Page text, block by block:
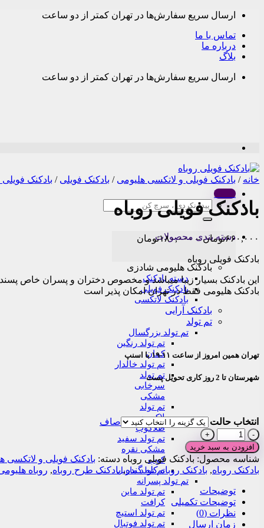
Skip
content
ارسال سریع سفارش‌ها در تهران کمتر از دو ساعت
تماس با ما
درباره ما
بلاگ
ارسال سریع سفارش‌ها در تهران کمتر از دو ساعت
Menu
جستجو
برای:
دسته بندی محصولات
بادکنک هلیومی شادزی
دسته بادکنک
بادکنک فویلی
بادکنک لاتکسی
بادکنک آرایی
تم تولد
تم تولد بزرگسال
تم تولد رنگین
کمان
تم تولد خالدار
تم تولد
سرخابی
مشکی
تم تولد
لاکچری
طلاکوب
تم تولد سفید
مشکی نقره
کوب
تم تولد ماربل
تم تولد پسرانه
تم تولد ماین
کرافت
تم تولد استیچ
تم تولد فوتبال
خانه / بادکنک فویلی و لاتکسی هلیومی / بادکنک فویلی / بادکنک فویلی
بادکنک فویلی روباه
۶۶۰,۰۰۰تومان – ۱۸۰,۰۰۰تومان
through
۶۶۰,۰۰۰تومان
بادکنک فویلی روباه
این بادکنک بسیار زیبا میباشد و مخصوص دختران و پسران خاص
بادکنک هلیومی فقط در تهران امکان پذیر است
تهران همین امروز از ساعت ۱۱-۱۹ با اسنپ
شهرستان تا 2 روز کاری تحویل پست
انتخاب حالت
صاف
بادکنک
فویلی
روباه
عدد
افزودن به سبد خرید
شناسه محصول: بادکنک فویلی روباه دسته: بادکنک فویلی و لاتکسی
بادکنک روباه, بادکنک روباه کله گنده,بادکنک طرح روباه, روباه
توضیحات
توضیحات تکمیلی
نظرات (0)
زمان ارسال